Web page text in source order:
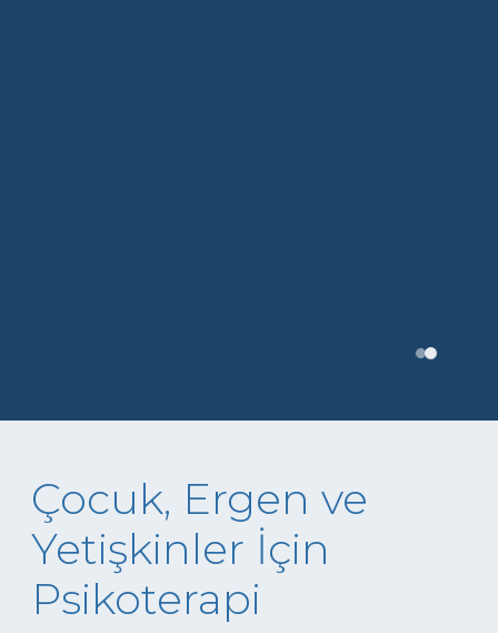
Çocuk, Ergen ve
Yetişkinler İçin
Psikoterapi